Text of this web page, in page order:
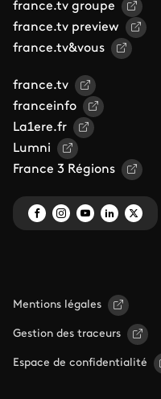
france.tv groupe
france.tv preview
france.tv&vous
france.tv
franceinfo
La1ere.fr
Lumni
France 3 Régions
Mentions légales
Gestion des traceurs
Espace de confidentialité